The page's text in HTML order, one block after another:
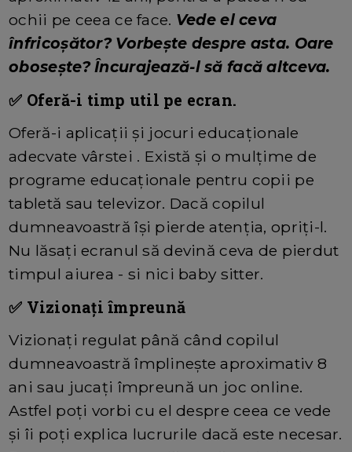
ochii pe ceea ce face. Vede el ceva
înfricoșător? Vorbește despre asta. Oare
obosește? Încurajează-l să facă altceva.
✅ Oferă-i timp util pe ecran.
Oferă-i aplicații și jocuri educaționale
adecvate vârstei . Există și o mulțime de
programe educaționale pentru copii pe
tabletă sau televizor. Dacă copilul
dumneavoastră își pierde atenția, opriți-l.
Nu lăsați ecranul să devină ceva de pierdut
timpul aiurea - si nici baby sitter.
✅ Vizionați împreună
Vizionați regulat până când copilul
dumneavoastră împlinește aproximativ 8
ani sau jucați împreună un joc online.
Astfel poți vorbi cu el despre ceea ce vede
și îi poți explica lucrurile dacă este necesar.